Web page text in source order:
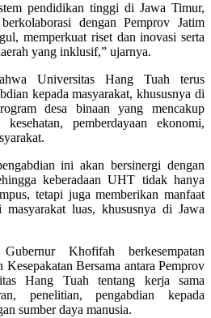
pendidikan tinggi di Jawa Timur,
dengan Pemprov Jatim
memperkuat riset dan inovasi serta
yang inklusif,” ujarnya.
Universitas Hang Tuah terus
kepada masyarakat, khususnya di
desa binaan yang mencakup
pemberdayaan ekonomi,
ini akan bersinergi dengan
keberadaan UHT tidak hanya
tetapi juga memberikan manfaat
luas, khususnya di Jawa
Khofifah berkesempatan
Kesepakatan Bersama antara Pemprov
Hang Tuah tentang kerja sama
penelitian, pengabdian kepada
sumber daya manusia.